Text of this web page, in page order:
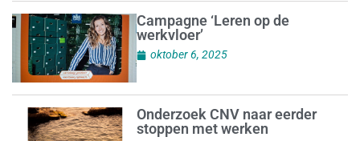
Campagne ‘Leren op de
werkvloer’
oktober 6, 2025
Onderzoek CNV naar eerder
stoppen met werken